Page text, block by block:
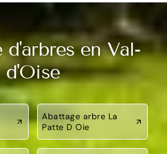
d'arbres en Val-
d'Oise
Abattage arbre La
Patte D Oie